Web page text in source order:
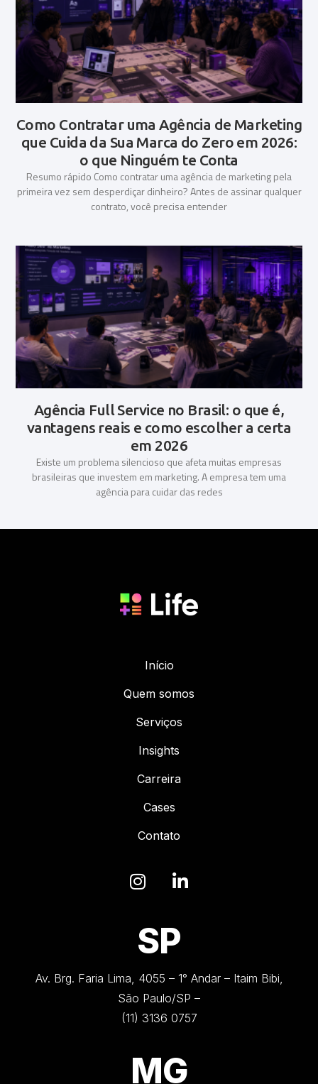
Como Contratar uma Agência de Marketing
que Cuida da Sua Marca do Zero em 2026:
o que Ninguém te Conta
Resumo rápido Como contratar uma agência de marketing pela
primeira vez sem desperdiçar dinheiro? Antes de assinar qualquer
contrato, você precisa entender
Agência Full Service no Brasil: o que é,
vantagens reais e como escolher a certa
em 2026
Existe um problema silencioso que afeta muitas empresas
brasileiras que investem em marketing. A empresa tem uma
agência para cuidar das redes
Início
Quem somos
Serviços
Insights
Carreira
Cases
Contato
SP
Av. Brg. Faria Lima, 4055 – 1° Andar – Itaim Bibi,
São Paulo/SP –
(11) 3136 0757
MG